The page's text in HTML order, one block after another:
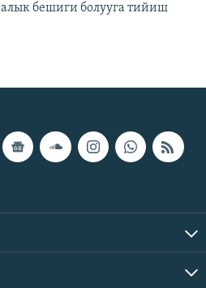
бешиги болууга тийиш